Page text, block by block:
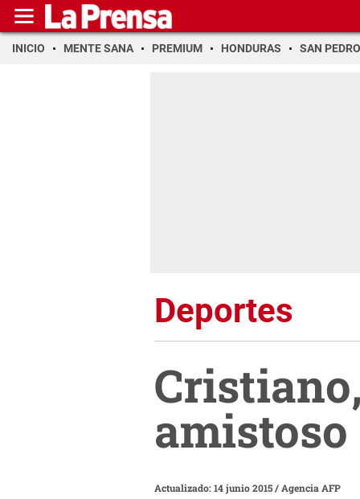
INICIO MENTE SANA PREMIUM HONDURAS SAN PEDRO
Deportes
Actualizado: 14 junio 2015/ Agencia AFP